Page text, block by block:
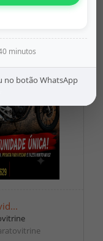
minutos
no botão WhatsApp
Facebook